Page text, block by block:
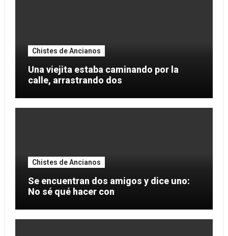
Chistes de Ancianos
Una viejita estaba caminando por la
calle, arrastrando dos
Chistes de Ancianos
Se encuentran dos amigos y dice uno:
No sé qué hacer con